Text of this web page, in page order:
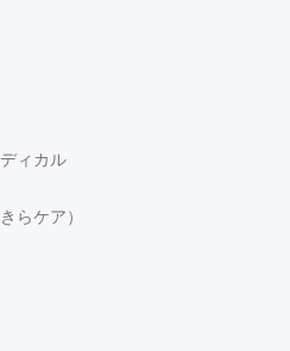
ィカル
らケア）